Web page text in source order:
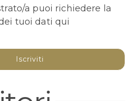
a puoi richiedere la
tuoi datiqui
Iscriviti